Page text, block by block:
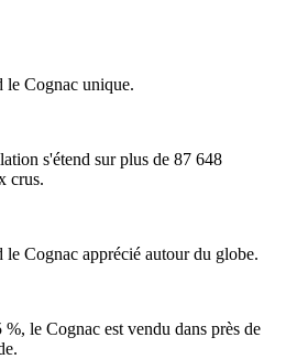
le Cognac unique.
s'étend sur plus de 87 648
crus.
Cognac apprécié autour du globe.
le Cognac est vendu dans près de